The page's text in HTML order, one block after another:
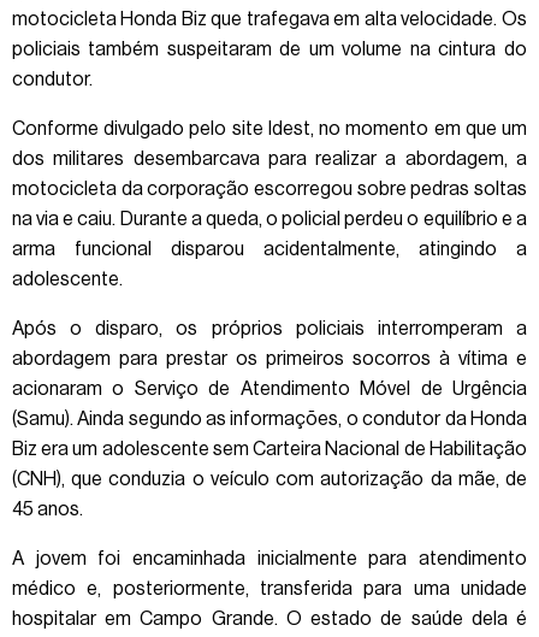
motocicleta Honda Biz que trafegava em alta velocidade. Os
policiais também suspeitaram de um volume na cintura do
condutor.
Conforme divulgado pelo site Idest, no momento em que um
dos militares desembarcava para realizar a abordagem, a
motocicleta da corporação escorregou sobre pedras soltas
na via e caiu. Durante a queda, o policial perdeu o equilíbrio e a
arma funcional disparou acidentalmente, atingindo a
adolescente.
Após o disparo, os próprios policiais interromperam a
abordagem para prestar os primeiros socorros à vítima e
acionaram o Serviço de Atendimento Móvel de Urgência
(Samu). Ainda segundo as informações, o condutor da Honda
Biz era um adolescente sem Carteira Nacional de Habilitação
(CNH), que conduzia o veículo com autorização da mãe, de
45 anos.
A jovem foi encaminhada inicialmente para atendimento
médico e, posteriormente, transferida para uma unidade
hospitalar em Campo Grande. O estado de saúde dela é